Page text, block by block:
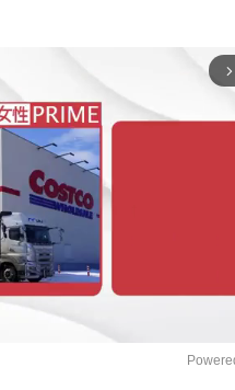
arrow_forward_ios